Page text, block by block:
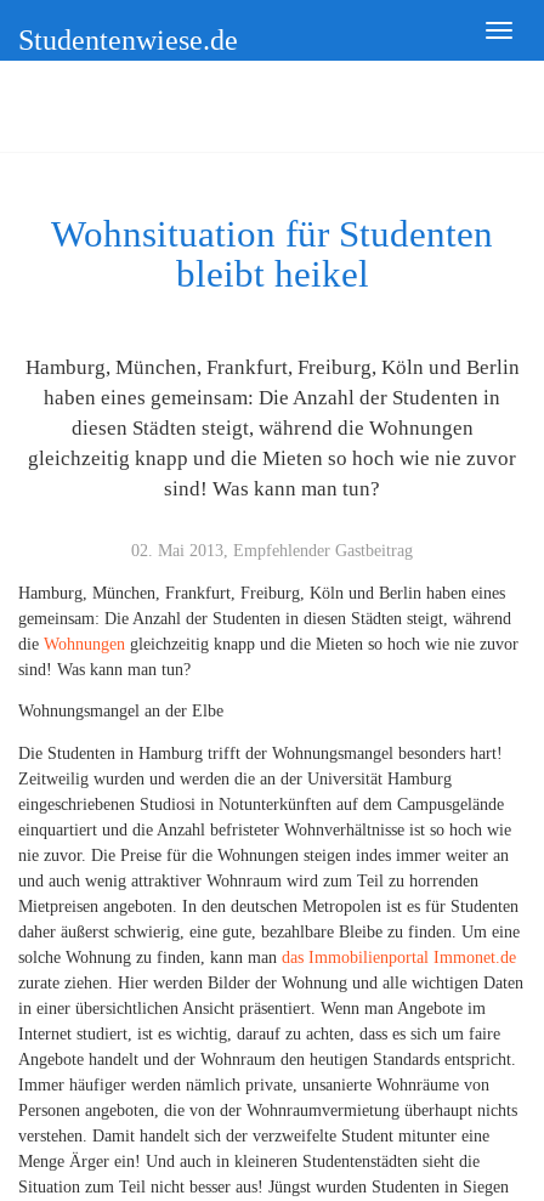
Studentenwiese.de
Wohnsituation für Studenten
bleibt heikel
Hamburg, München, Frankfurt, Freiburg, Köln und Berlin
haben eines gemeinsam: Die Anzahl der Studenten in
diesen Städten steigt, während die Wohnungen
gleichzeitig knapp und die Mieten so hoch wie nie zuvor
sind! Was kann man tun?
02. Mai 2013, Empfehlender Gastbeitrag
Hamburg, München, Frankfurt, Freiburg, Köln und Berlin haben eines
gemeinsam: Die Anzahl der Studenten in diesen Städten steigt, während
die Wohnungen gleichzeitig knapp und die Mieten so hoch wie nie zuvor
sind! Was kann man tun?
Wohnungsmangel an der Elbe
Die Studenten in Hamburg trifft der Wohnungsmangel besonders hart!
Zeitweilig wurden und werden die an der Universität Hamburg
eingeschriebenen Studiosi in Notunterkünften auf dem Campusgelände
einquartiert und die Anzahl befristeter Wohnverhältnisse ist so hoch wie
nie zuvor. Die Preise für die Wohnungen steigen indes immer weiter an
und auch wenig attraktiver Wohnraum wird zum Teil zu horrenden
Mietpreisen angeboten. In den deutschen Metropolen ist es für Studenten
daher äußerst schwierig, eine gute, bezahlbare Bleibe zu finden. Um eine
solche Wohnung zu finden, kann man das Immobilienportal Immonet.de
zurate ziehen. Hier werden Bilder der Wohnung und alle wichtigen Daten
in einer übersichtlichen Ansicht präsentiert. Wenn man Angebote im
Internet studiert, ist es wichtig, darauf zu achten, dass es sich um faire
Angebote handelt und der Wohnraum den heutigen Standards entspricht.
Immer häufiger werden nämlich private, unsanierte Wohnräume von
Personen angeboten, die von der Wohnraumvermietung überhaupt nichts
verstehen. Damit handelt sich der verzweifelte Student mitunter eine
Menge Ärger ein! Und auch in kleineren Studentenstädten sieht die
Situation zum Teil nicht besser aus! Jüngst wurden Studenten in Siegen